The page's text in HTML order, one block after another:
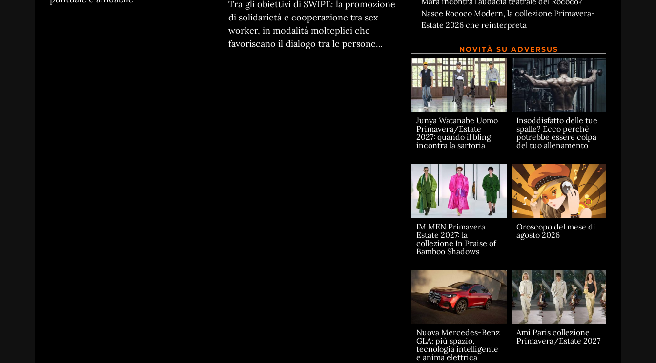
Tra gli obiettivi di SWIPE: la promozione
di solidarietà e cooperazione tra sex
worker, in modalità molteplici che
favoriscano il dialogo tra le persone…
Nasce Rococo Modern, la collezione Primavera-
Estate 2026 che reinterpreta
NOVITÀ SU ADVERSUS
Junya Watanabe Uomo
Primavera/Estate
2027: quando il bling
incontra la sartoria
Insoddisfatto delle tue
spalle? Ecco perchè
potrebbe essere colpa
del tuo allenamento
IM MEN Primavera
Estate 2027: la
collezione In Praise of
Bamboo Shadows
Oroscopo del mese di
agosto 2026
Nuova Mercedes-Benz
GLA: più spazio,
tecnologia intelligente
e anima elettrica
Ami Paris collezione
Primavera/Estate 2027